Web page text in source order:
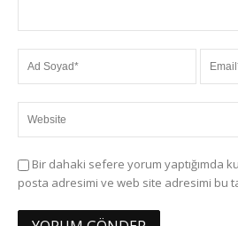
Bir dahaki sefere yorum yaptığımda
posta adresimi ve web site adresimi bu